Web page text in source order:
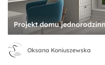
Oksana Koniuszewska